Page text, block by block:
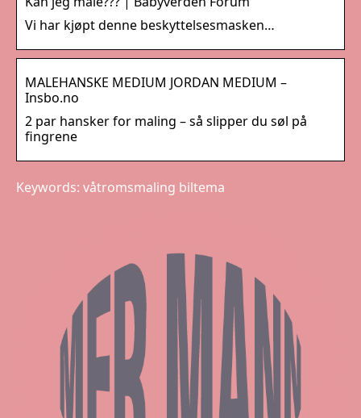
Vi har kjøpt denne beskyttelsesmasken…
MALEHANSKE MEDIUM JORDAN MEDIUM –
Insbo.no
2 par hansker for maling – så slipper du søl på
fingrene
Keywords: våtromsmaling biltema